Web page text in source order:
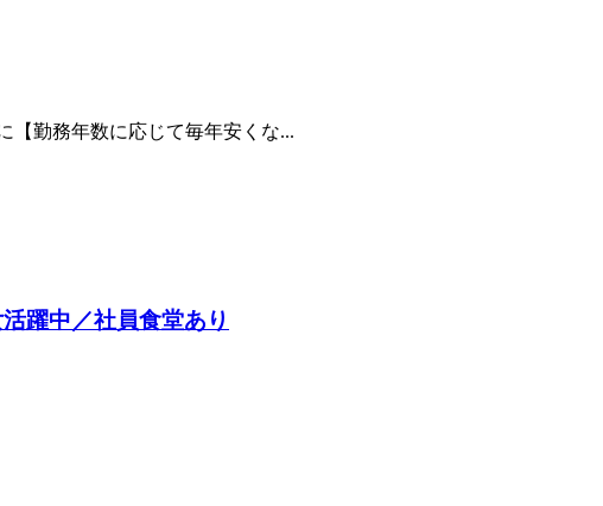
【勤務年数に応じて毎年安くな...
躍中／社員食堂あり